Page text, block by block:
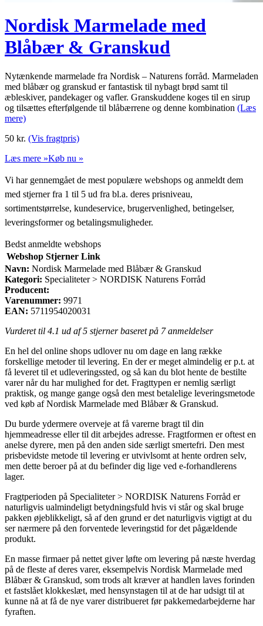
Nordisk Marmelade med
Blåbær & Granskud
Nytænkende marmelade fra Nordisk – Naturens forråd. Marmeladen
med blåbær og granskud er fantastisk til nybagt brød samt til
æbleskiver, pandekager og vafler. Granskuddene koges til en sirup
og tilsættes efterfølgende til blåbærrene og denne kombination (Læs
mere)
50 kr. (Vis fragtpris)
Læs mere »Køb nu »
Vi har gennemgået de mest populære webshops og anmeldt dem
med stjerner fra 1 til 5 ud fra bl.a. deres prisniveau,
sortimentstørrelse, kundeservice, brugervenlighed, betingelser,
leveringsformer og betalingsmuligheder.
Bedst anmeldte webshops
Webshop Stjerner Link
Navn: Nordisk Marmelade med Blåbær & Granskud
Kategori: Specialiteter > NORDISK Naturens Forråd
Producent:
Varenummer: 9971
EAN: 5711954020031
Vurderet til 4.1 ud af 5 stjerner baseret på 7anmeldelser
En hel del online shops udlover nu om dage en lang række
forskellige metoder til levering. En der er meget almindelig er p.t. at
få leveret til et udleveringssted, og så kan du blot hente de bestilte
varer når du har mulighed for det. Fragttypen er nemlig særligt
praktisk, og mange gange også den mest betalelige leveringsmetode
ved køb af Nordisk Marmelade med Blåbær & Granskud.
Du burde ydermere overveje at få varerne bragt til din
hjemmeadresse eller til dit arbejdes adresse. Fragtformen er oftest en
anelse dyrere, men på den anden side særligt smertefri. Den mest
prisbevidste metode til levering er utvivlsomt at hente ordren selv,
men dette beroer på at du befinder dig lige ved e-forhandlerens
lager.
Fragtperioden på Specialiteter > NORDISK Naturens Forråd er
naturligvis ualmindeligt betydningsfuld hvis vi står og skal bruge
pakken øjeblikkeligt, så af den grund er det naturligvis vigtigt at du
ser nærmere på den forventede leveringstid for det pågældende
produkt.
En masse firmaer på nettet giver løfte om levering på næste hverdag
på de fleste af deres varer, eksempelvis Nordisk Marmelade med
Blåbær & Granskud, som trods alt kræver at handlen laves forinden
et fastslået klokkeslæt, med hensynstagen til at de har udsigt til at
kunne nå at få de nye varer distribueret før pakkemedarbejderne har
fyraften.